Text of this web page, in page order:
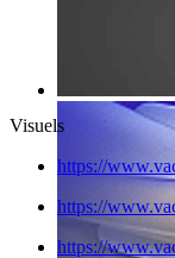
Visuels
https://
https://
https://